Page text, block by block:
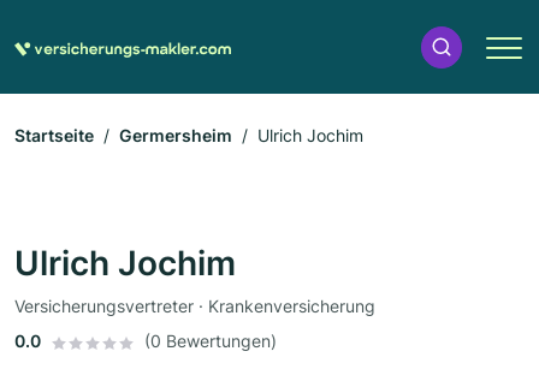
Startseite Germersheim Ulrich Jochim
Ulrich Jochim
Versicherungsvertreter · Krankenversicherung
0.0
(0 Bewertungen)